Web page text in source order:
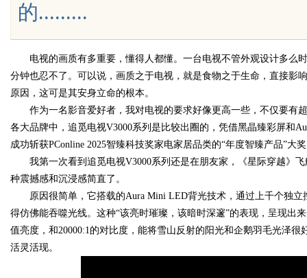
Bo
ar
的.........
电视的画质有多重要，懂得人都懂。一台电视不管外观设计多么
分钟也忍不了。可以说，画质之于电视，就是食物之于生命，直接影
原因，这可是其安身立命的根本。
作为一名影音爱好者，我对电视的要求好像更高一些，不仅要有
各大品牌中，追觅电视V3000系列是比较出圈的，凭借黑晶臻彩屏和
成功斩获PConline 2025智臻科技奖家电家居品类的“年度智臻产品”大
我第一次看到追觅电视V3000系列还是在朋友家，《星际穿越》
种震撼感和沉浸感简直了。
原因很简单，它搭载的Aura Mini LED背光技术，通过上千个独
得仿佛能吞噬光线。这种“该亮时璀璨，该暗时深邃”的表现，呈现出
值亮度，和20000:1的对比度，能将雪山反射的阳光和企鹅羽毛光泽
活灵活现。